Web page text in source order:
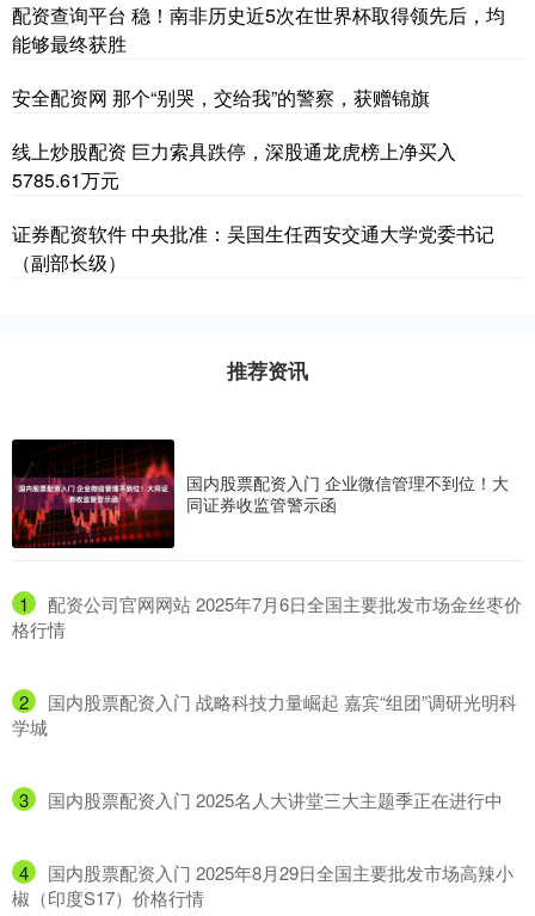
配资查询平台 稳！南非历史近5次在世界杯取得领先后，均
能够最终获胜
安全配资网 那个“别哭，交给我”的警察，获赠锦旗
线上炒股配资 巨力索具跌停，深股通龙虎榜上净买入
5785.61万元
证券配资软件 中央批准：吴国生任西安交通大学党委书记
（副部长级）
推荐资讯
国内股票配资入门 企业微信管理不到位！大
同证券收监管警示函
1
​配资公司官网网站 2025年7月6日全国主要批发市场金丝枣价
格行情
2
​国内股票配资入门 战略科技力量崛起 嘉宾“组团”调研光明科
学城
3 ​国内股票配资入门 2025名人大讲堂三大主题季正在进行中
4
​国内股票配资入门 2025年8月29日全国主要批发市场高辣小
椒（印度S17）价格行情